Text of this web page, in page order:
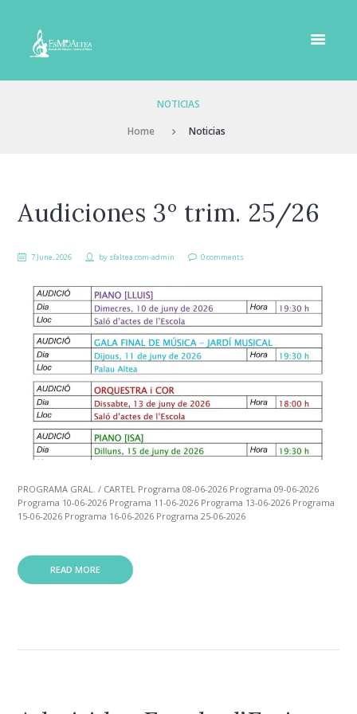
NOTICIAS
Home Noticias
Audiciones 3º trim. 25/26
7 June, 2026 by sfaltea.com-admin 0 comments
PROGRAMA GRAL. / CARTEL Programa 08-06-2026 Programa 09-06-2026
Programa 10-06-2026 Programa 11-06-2026 Programa 13-06-2026 Programa
15-06-2026 Programa 16-06-2026 Programa 25-06-2026
READ MORE